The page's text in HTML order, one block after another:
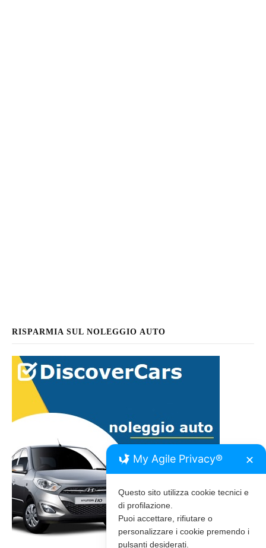
RISPARMIA SUL NOLEGGIO AUTO
My Agile Privacy® ✕
Questo sito utilizza cookie tecnici e
di profilazione.
Puoi accettare, rifiutare o
personalizzare i cookie premendo i
pulsanti desiderati.